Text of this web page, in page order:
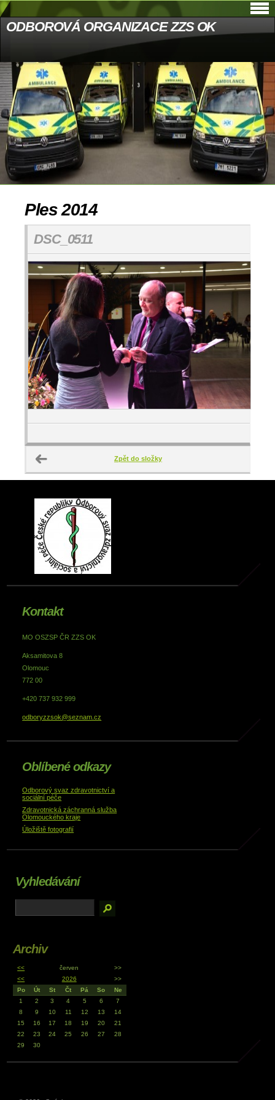
ODBOROVÁ ORGANIZACE ZZS OK
Ples 2014
DSC_0511
Zpět do složky
Kontakt
MO OSZSP ČR ZZS OK
Aksamitova 8
Olomouc
772 00
+420 737 932 999
odboryzzsok@seznam.cz
Oblíbené odkazy
Odborový svaz zdravotnictví a
sociální péče
Zdravotnická záchranná služba
Olomouckého kraje
Úložiště fotografií
Vyhledávání
Archiv
<< červen
>>
<<
2026
>>
Po
Út St Čt Pá So
Ne
1
2 3 4 5 6
7
8
9 10 11 12 13
14
15
16 17 18 19 20
21
22
23 24 25 26 27
28
29
30